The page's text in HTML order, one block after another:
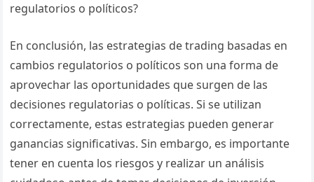
regulatorios o políticos?
En conclusión, las estrategias de trading basadas en
cambios regulatorios o políticos son una forma de
aprovechar las oportunidades que surgen de las
decisiones regulatorias o políticas. Si se utilizan
correctamente, estas estrategias pueden generar
ganancias significativas. Sin embargo, es importante
tener en cuenta los riesgos y realizar un análisis